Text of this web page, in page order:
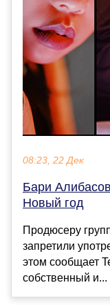
08:23, 22 Дек
Бари
Новый год
Продюсеру
запретили
этом сообщает
собственный и...